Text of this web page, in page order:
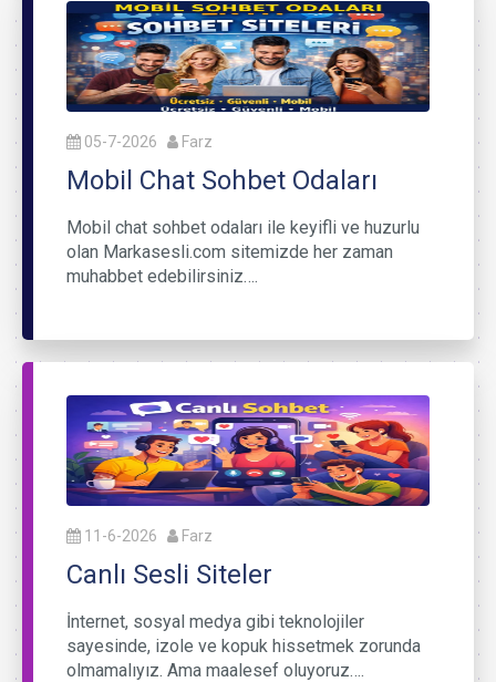
05-7-2026 Farz
Mobil Chat Sohbet Odaları
Mobil chat sohbet odaları ile keyifli ve huzurlu
olan Markasesli.com sitemizde her zaman
muhabbet edebilirsiniz….
11-6-2026 Farz
Canlı Sesli Siteler
İnternet, sosyal medya gibi teknolojiler
sayesinde, izole ve kopuk hissetmek zorunda
olmamalıyız. Ama maalesef oluyoruz….